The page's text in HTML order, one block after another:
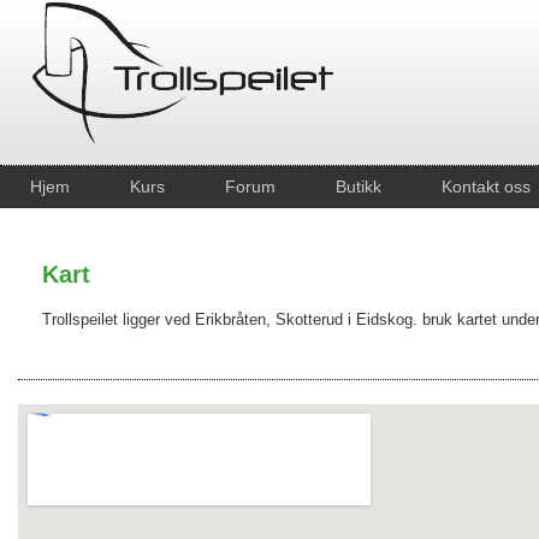
Hjem Kurs Forum Butikk Kontakt oss
Kart
Trollspeilet ligger ved Erikbråten, Skotterud i Eidskog. bruk kartet